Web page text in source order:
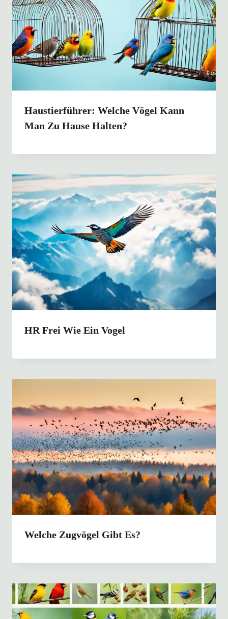
Haustierführer: Welche Vögel Kann
Man Zu Hause Halten?
HR Frei Wie Ein Vogel
Welche Zugvögel Gibt Es?